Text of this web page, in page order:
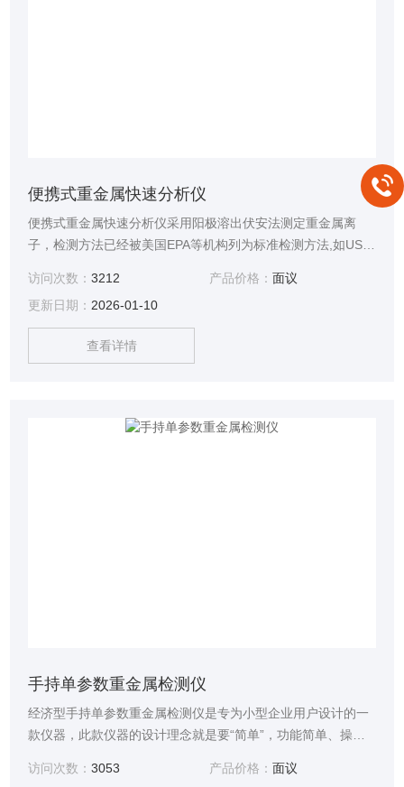
便携式重金属快速分析仪
便携式重金属快速分析仪采用阳极溶出伏安法测定重金属离
子，检测方法已经被美国EPA等机构列为标准检测方法,如US
6636-1、ISO 8391-1、AOAC 982.23；中国也把该检测方法
列为国家标准方法之一，如GB/T 13896-92、GB17378.4-
2007。
访问次数：3212 产品价格： 面议
更新日期：2026-01-10
查看详情
手持单参数重金属检测仪
经济型手持单参数重金属检测仪是专为小型企业用户设计的一
款仪器，此款仪器的设计理念就是要“简单”，功能简单、操作
繁琐之苦。此款仪器的推出，使快速测定水质各项参数变得更
访问次数：3053 产品价格： 面议